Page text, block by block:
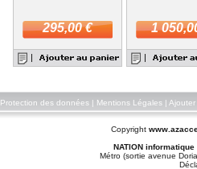
295,00 € 1
Protection des données| Mentions Légales| Ajouter
Copyright
NATION informatique
Métro (sortie avenue